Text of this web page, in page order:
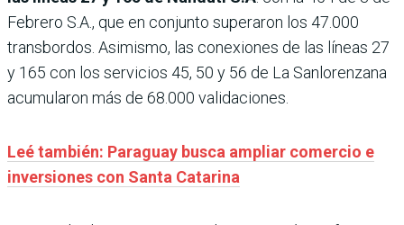
Febrero S.A., que en conjunto superaron los 47.000
transbordos. Asimismo, las conexiones de las líneas 27
y 165 con los servicios 45, 50 y 56 de La Sanlorenzana
acumularon más de 68.000 validaciones.
Leé también: Paraguay busca ampliar comercio e
inversiones con Santa Catarina